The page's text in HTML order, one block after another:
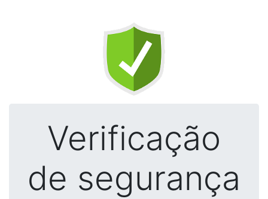
Verificação
de segurança